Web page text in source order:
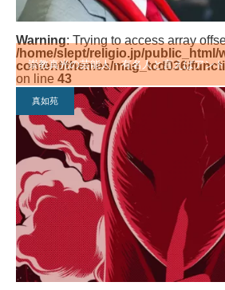
Warning: Trying to access array
/home/slept/religio.jp/public_html/
content/themes/mag_tcd036/
on line 43
崇教真光の芸能人・有名人と言えばアン
真如苑